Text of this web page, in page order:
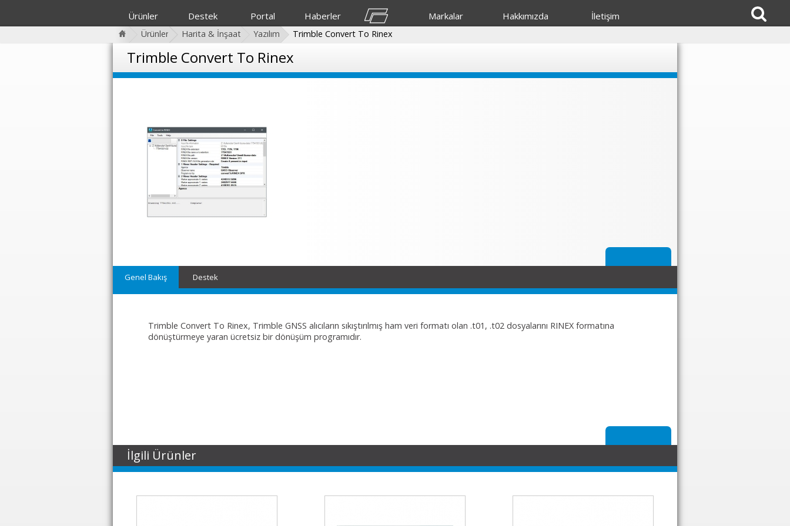
Ürünler Destek Portal Haberler Markalar Hakkımızda İletişim
Ürünler Harita & İnşaat Yazılım Trimble Convert To Rinex
Trimble Convert To Rinex
Genel Bakış Destek
Trimble Convert To Rinex, Trimble GNSS alıcıların sıkıştırılmış ham veri formatı olan .t01, .t02 dosyalarını RINEX formatına
dönüştürmeye yaran ücretsiz bir dönüşüm programıdır.
İlgili Ürünler